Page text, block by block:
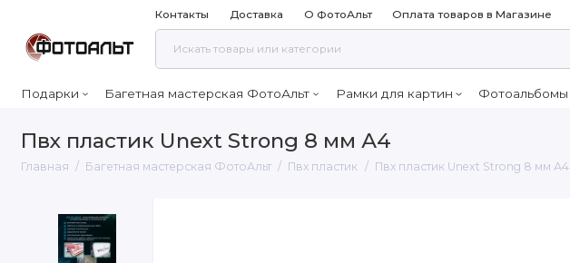
Контакты Доставка О ФотоАльт Оплата товаров в Магазине
Подарки Багетная мастерская ФотоАльт Рамки для картин Фотоальбомы
Пвх пластик Unext Strong 8 мм А4
Главная Багетная мастерская ФотоАльт Пвх пластик Пвх пластик Unext Strong 8 мм А4